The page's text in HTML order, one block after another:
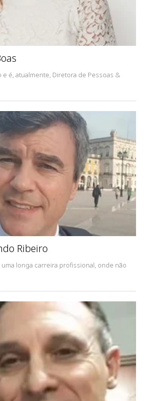
e é, atualmente, Diretora de Pessoas &
Ribeiro
uma longa carreira profissional, onde não